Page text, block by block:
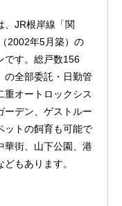
、JR根岸線「関
2002年5月築）の
です。総戸数156
の全部委託・日勤管
重オートロックシス
ーデン、ゲストルー
ットの飼育も可能で
華街、山下公園、港
もあります。